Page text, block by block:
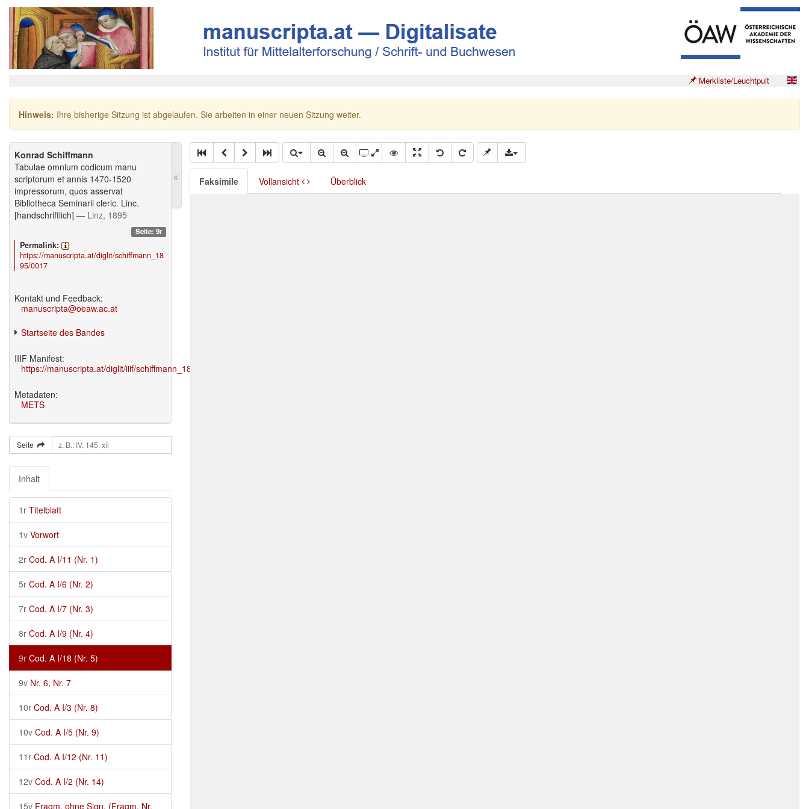
Merkliste/Leuchtpult
Hinweis: Ihre bisherige Sitzung ist abgelaufen. Sie arbeiten in einer neuen Sitzung weiter.
Konrad Schiffmann
Tabulae omnium codicum manu
scriptorum et annis 1470-1520
impressorum, quos asservat
Bibliotheca Seminarii cleric. Linc.
[handschriftlich] — Linz, 1895
Seite: 9r
Permalink:
https://manuscripta.at/diglit/schiffmann_18
95/0017
Kontakt und Feedback:
manuscripta@oeaw.ac.at
Startseite des Bandes
IIIF Manifest:
https://manuscripta.at/diglit/iiif/schiffmann_1895/manifest.json
Metadaten:
METS
Seite
Inhalt
1r Titelblatt
1v Vorwort
2r Cod. A I/11 (Nr. 1)
5r Cod. A I/6 (Nr. 2)
7r Cod. A I/7 (Nr. 3)
8r Cod. A I/9 (Nr. 4)
9r Cod. A I/18 (Nr. 5)
9v Nr. 6, Nr. 7
10r Cod. A I/3 (Nr. 8)
10v Cod. A I/5 (Nr. 9)
11r Cod. A I/12 (Nr. 11)
12v Cod. A I/2 (Nr. 14)
15v Fragm. ohne Sign. (Fragm. Nr.
Faksimile Vollansicht Überblick